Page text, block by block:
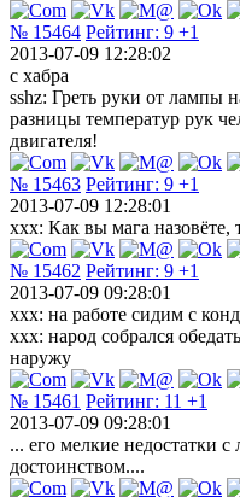
№ 15464 Рейтинг: 9 +1
2013-07-09 12:28:02
с хабра
sshz: Греть руки от лампы
разницы температур рук
двигателя!
№ 15463 Рейтинг: 9 +1
2013-07-09 12:28:01
ххх: Как вы мага назовёте,
№ 15462 Рейтинг: 9 +1
2013-07-09 09:28:01
xxx: на работе сидим с
xxx: народ собрался
наружу
№ 15461 Рейтинг: 11 +1
2013-07-09 09:28:01
... его мелкие недостатки
достоинством....